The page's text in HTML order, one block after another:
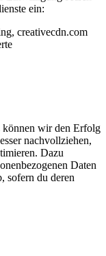
ein:
creativecdn.com
können wir den Erfolg
nachvollziehen,
Dazu
Daten
sofern du deren